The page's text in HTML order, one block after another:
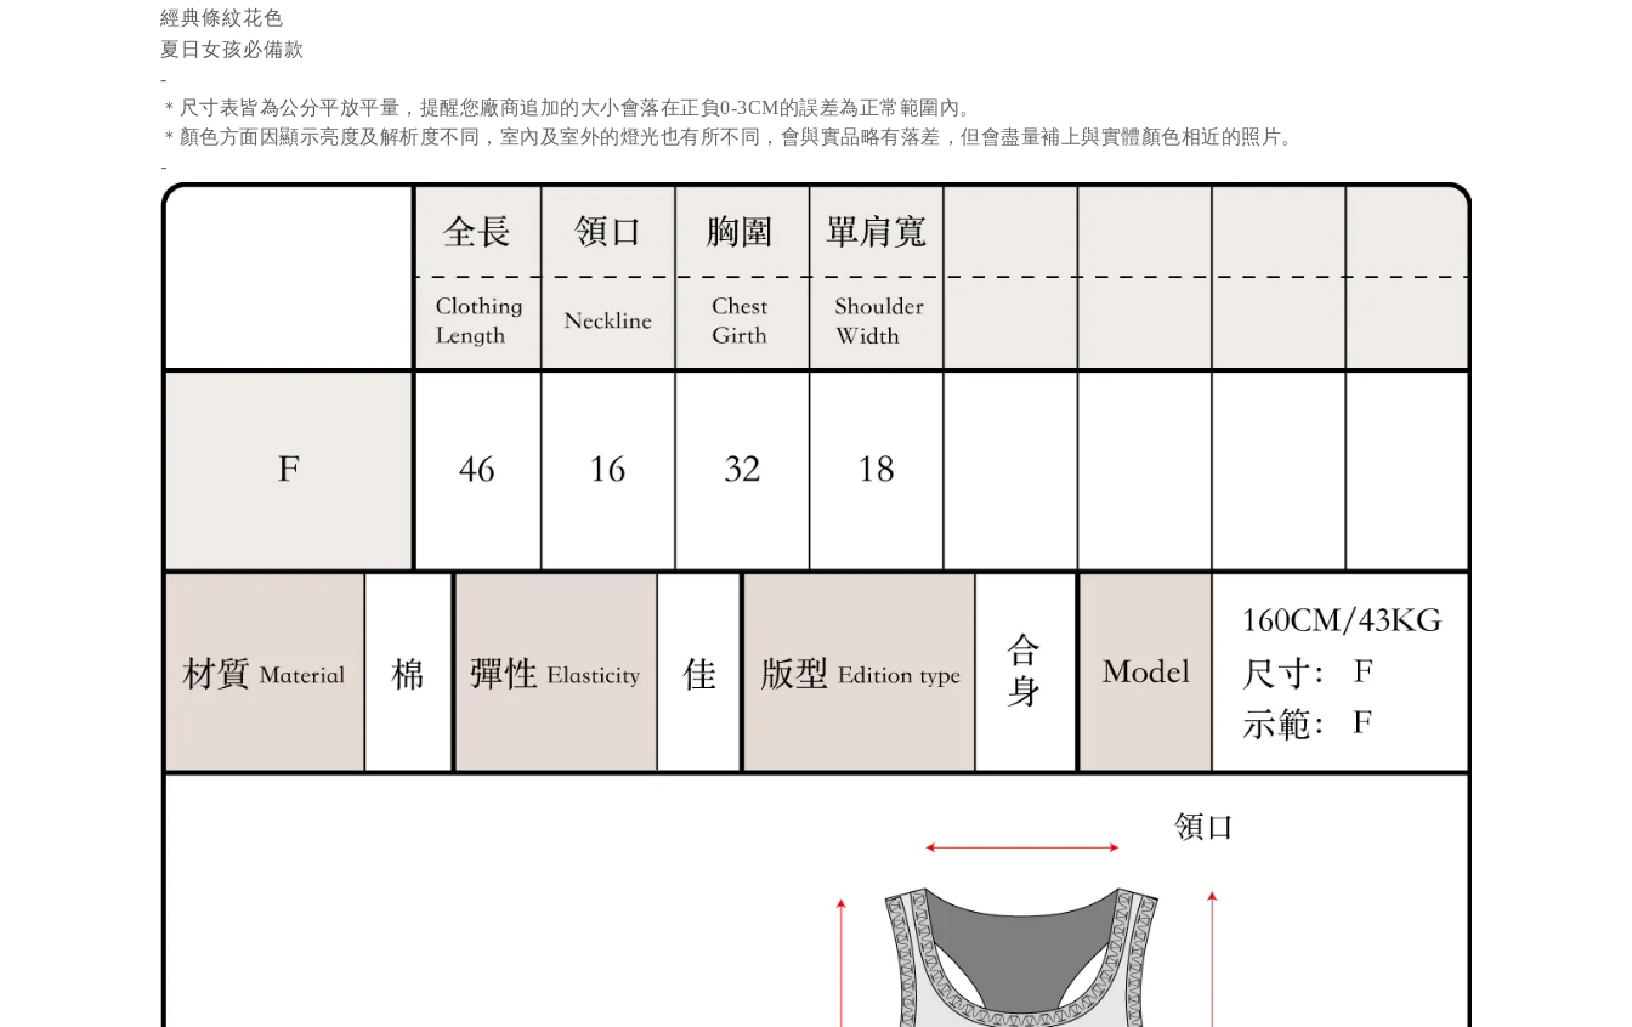
經典條紋花色
夏日女孩必備款
-
＊ 尺寸表皆為公分平放平量 ，提醒您廠商追加的大小會落在正負0-3CM的誤差為正常範圍內。
＊ 顏色方面因顯示亮度及解析度不同，室內及室外的燈光也有所不同，會與實品略有落差，但會盡量補上與實體顏色相近的照片。
-